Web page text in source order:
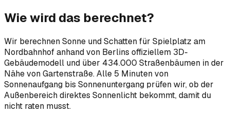
Wie wird das berechnet?
Wir berechnen Sonne und Schatten für Spielplatz am
Nordbahnhof anhand von Berlins offiziellem 3D-
Gebäudemodell und über 434.000 Straßenbäumen in der
Nähe von Gartenstraße. Alle 5 Minuten von
Sonnenaufgang bis Sonnenuntergang prüfen wir, ob der
Außenbereich direktes Sonnenlicht bekommt, damit du
nicht raten musst.